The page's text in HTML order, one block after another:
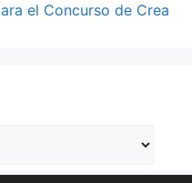
el Concurso de Crea